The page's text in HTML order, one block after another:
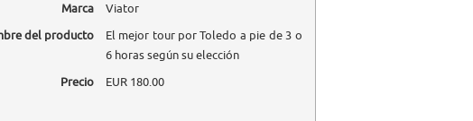
Marca
Viator
del producto
El mejor tour por Toledo a pie de 3 o
6 horas según su elección
Precio
EUR180.00